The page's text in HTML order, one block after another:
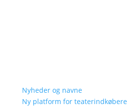
Nyheder og navne
Ny platform for teaterindkøbere